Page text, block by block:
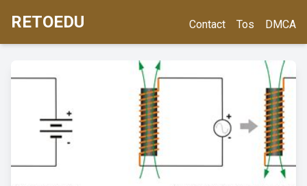
RETOEDU Contact Tos DMCA